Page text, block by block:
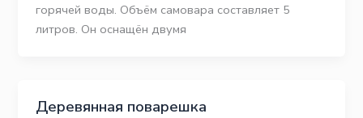
горячей воды. Объём самовара составляет 5
литров. Он оснащён двумя
Деревянная поварешка